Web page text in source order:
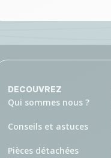
DECOUVREZ
Qui sommes nous ?
Conseils et astuces
Pièces détachées